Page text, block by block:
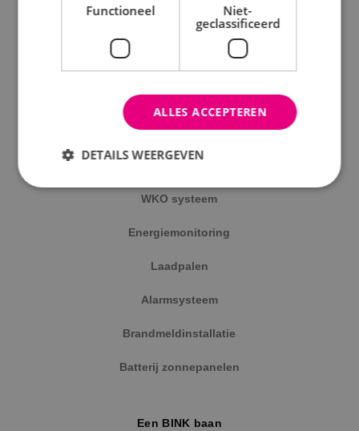
Werktuigbouwkunde
Beveiligingstechniek
Uitgelicht
WKO systeem
Energiemonitoring
Laadpalen
Alarmsysteem
Brandmeldinstallatie
Batterij zonnepanelen
Een BINK baan
Functioneel
Niet-
geclassificeerd
ALLES ACCEPTEREN
DETAILS WEERGEVEN
Niet-geclassificeerd
Strikt noodzakelijke cookies maken de
gebruikersaanmelding en accountbeheer. De
website kan niet goed worden gebruikt zonder de
PHPSESSID
PHP.net